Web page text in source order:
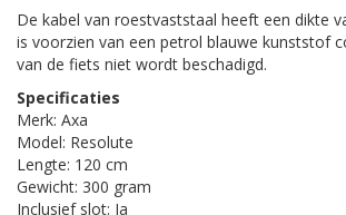
De kabel van roestvaststaal heeft een dikte
is voorzien van een petrol blauwe kunststof
van de fiets niet wordt beschadigd.
Specificaties
Merk: Axa
Model: Resolute
Lengte: 120 cm
Gewicht: 300 gram
Inclusief slot: Ja